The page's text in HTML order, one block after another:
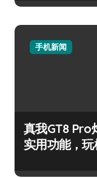
手机新闻
真我GT8 Pro
实用功能，玩